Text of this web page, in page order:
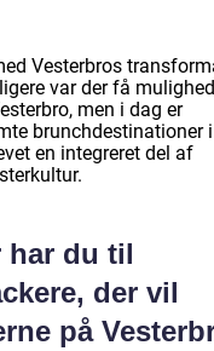
Vesterbros
var der få
men i dag er
brunchdestinationer i
en integreret del af
har du til
der vil
på